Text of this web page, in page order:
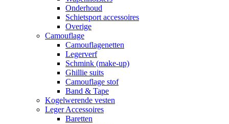
Onderhoud
Schietsport accessoires
Overige
Camouflage
Camouflagenetten
Legerverf
Schmink (make-up)
Ghillie suits
Camouflage stof
Band & Tape
Kogelwerende vesten
Leger Accessoires
Baretten